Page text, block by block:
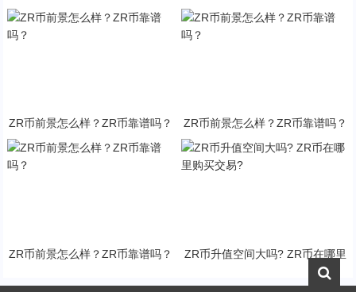
行的？SAMO币可以做什么？
ZR币前景怎么样？ZR币靠谱吗？ ZR币前景怎么样？ZR币靠谱吗？
ZR币前景怎么样？ZR币靠谱吗？
ZR币升值空间大吗? ZR币在哪里